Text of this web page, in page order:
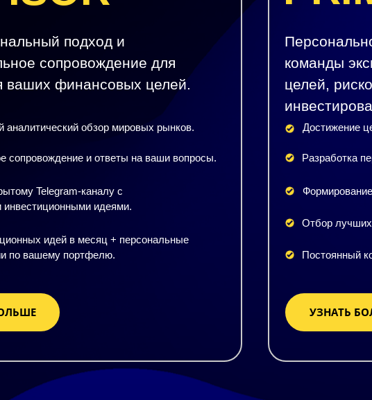
подход и
сопровождение для
ваших финансовых целей.
команды
целей,
сопровождение и ответы на ваши вопросы.
Telegram-каналу с
инвестиционными идеями.
идей в месяц + персональные
по вашему портфелю.
аналитический обзор мировых рынков. Достижение
Отбор лучших
Разработка
Постоянный
УЗНАТЬ